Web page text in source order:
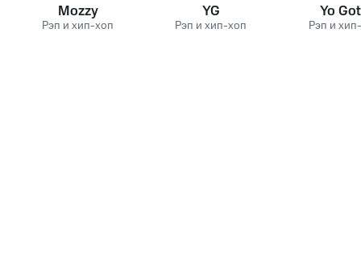
Mozzy
Рэп и хип-хоп
YG
Рэп и хип-хоп
Yo
Рэп и